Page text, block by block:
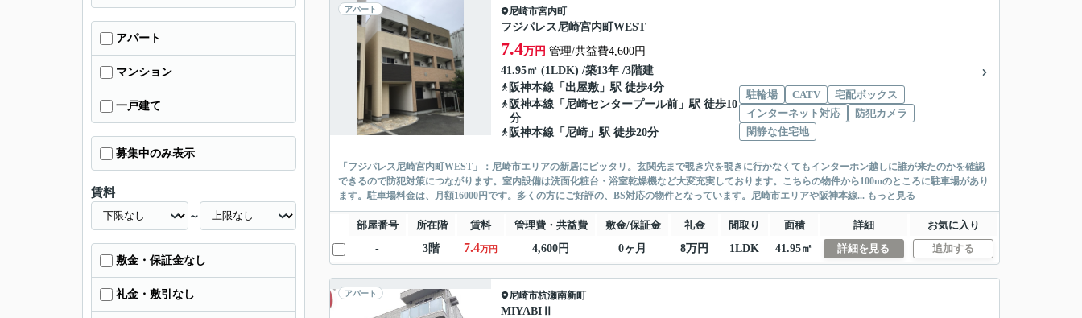
アパート 尼崎市宮内町
フジパレス尼崎宮内町WEST
7.4万円 管理/共益費4,600円
41.95㎡ (1LDK) /築13年 /3階建
阪神本線 「 出屋敷 」駅 徒歩4分
阪神本線 「 尼崎センタープール前 」駅 徒歩10
分
阪神本線 「 尼崎 」駅 徒歩20分
駐輪場 CATV
宅配ボックス
インターネット対応
防犯カメラ
閑静な住宅地
「フジパレス尼崎宮内町WEST」：尼崎市エリアの新居にピッタリ。玄関先まで覗き穴を覗きに行かなくてもインターホン越しに誰が来たのかを確認
できるので防犯対策につながります。室内設備は洗面化粧台・浴室乾燥機など大変充実しております。こちらの物件から100mのところに駐車場があり
ます。駐車場料金は、月額16000円です。多くの方にご好評の、BS対応の物件となっています。尼崎市エリアや阪神本線... もっと見る
部屋番号 所在階 賃料 管理費・共益費 敷金/保証金 礼金 間取り 面積 詳細
お気に入り
-
3階 7.4万円 4,600円 0ヶ月 8万円 1LDK 41.95㎡ 詳細を見る 追加する
アパート 尼崎市杭瀬南新町
MIYABIⅡ
アパート
マンション
一戸建て
募集中のみ表示
賃料
～
敷金・保証金なし
礼金・敷引なし